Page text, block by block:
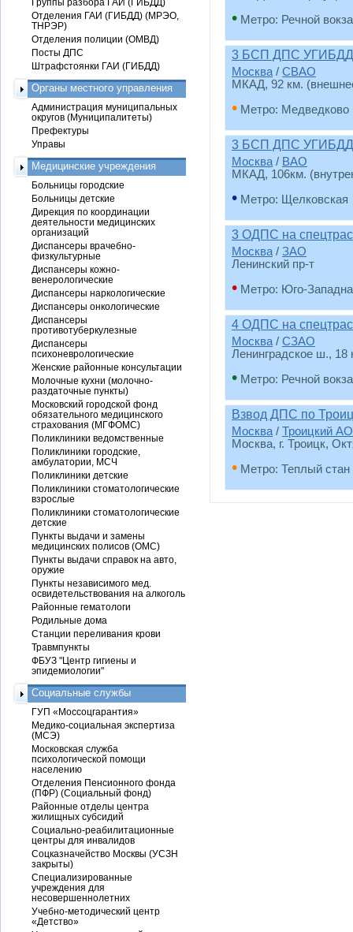
• Метро: Речной
3 БСП ДПС
Москва / СВАО
МКАД, 92 км.
• Метро: Медведково
3 БСП ДПС
Москва / ВАО
МКАД, 106км.
• Метро: Щелковская
3 ОДПС на
Москва / ЗАО
Ленинский пр-т
• Метро: Юго-
4 ОДПС на
Москва / СЗАО
Ленинградское ш., 18
• Метро: Речной
Взвод ДПС по
Москва / Троицкий АО
Москва, г. Троицк,
• Метро: Теплый стан
Отделения ГАИ (ГИБДД) (МРЭО,
ТНРЭР)
Отделения полиции (ОМВД)
Посты ДПС
Штрафстоянки ГАИ (ГИБДД)
Органы местного управления
Администрация муниципальных
округов (Муниципалитеты)
Префектуры
Управы
Медицинские учреждения
Больницы городские
Больницы детские
Дирекция по координации
деятельности медицинских
организаций
Диспансеры врачебно-
физкультурные
Диспансеры кожно-
венерологические
Диспансеры наркологические
Диспансеры онкологические
Диспансеры
противотуберкулезные
Диспансеры
психоневрологические
Женские районные консультации
Молочные кухни (молочно-
раздаточные пункты)
Московский городской фонд
обязательного медицинского
страхования (МГФОМС)
Поликлиники ведомственные
Поликлиники городские,
амбулатории, МСЧ
Поликлиники детские
Поликлиники стоматологические
взрослые
Поликлиники стоматологические
детские
Пункты выдачи и замены
медицинских полисов (ОМС)
Пункты выдачи справок на авто,
оружие
Пункты независимого мед.
освидетельствования на алкоголь
Районные гематологи
Родильные дома
Станции переливания крови
Травмпункты
ФБУЗ "Центр гигиены и
эпидемиологии"
Социальные службы
ГУП «Моссоцгарантия»
Медико-социальная экспертиза
(МСЭ)
Московская служба
психологической помощи
населению
Отделения Пенсионного фонда
(ПФР) (Социальный фонд)
Районные отделы центра
жилищных субсидий
Социально-реабилитационные
центры для инвалидов
Соцказначейство Москвы (УСЗН
закрыты)
Специализированные
учреждения для
несовершеннолетних
Учебно-методический центр
«Детство»